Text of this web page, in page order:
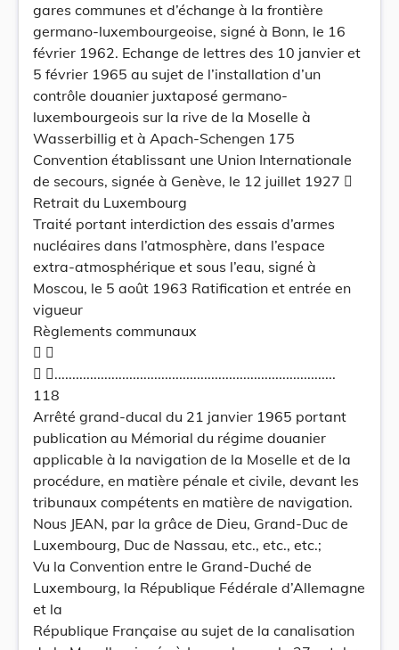
gares communes et d’échange à la frontière
germano-luxembourgeoise, signé à Bonn, le 16
février 1962. Echange de lettres des 10 janvier et
5 février 1965 au sujet de l’installation d’un
contrôle douanier juxtaposé germano-
luxembourgeois sur la rive de la Moselle à
Wasserbillig et à Apach-Schengen 175
Convention établissant une Union Internationale
de secours, signée à Genève, le 12 juillet 1927 
Retrait du Luxembourg
Traité portant interdiction des essais d’armes
nucléaires dans l’atmosphère, dans l’espace
extra-atmosphérique et sous l’eau, signé à
Moscou, le 5 août 1963 Ratification et entrée en
vigueur
Règlements communaux
 
 ...............................................................................
118
Arrêté grand-ducal du 21 janvier 1965 portant
publication au Mémorial du régime douanier
applicable à la navigation de la Moselle et de la
procédure, en matière pénale et civile, devant les
tribunaux compétents en matière de navigation.
Nous JEAN, par la grâce de Dieu, Grand-Duc de
Luxembourg, Duc de Nassau, etc., etc., etc.;
Vu la Convention entre le Grand-Duché de
Luxembourg, la République Fédérale d’Allemagne
et la
République Française au sujet de la canalisation